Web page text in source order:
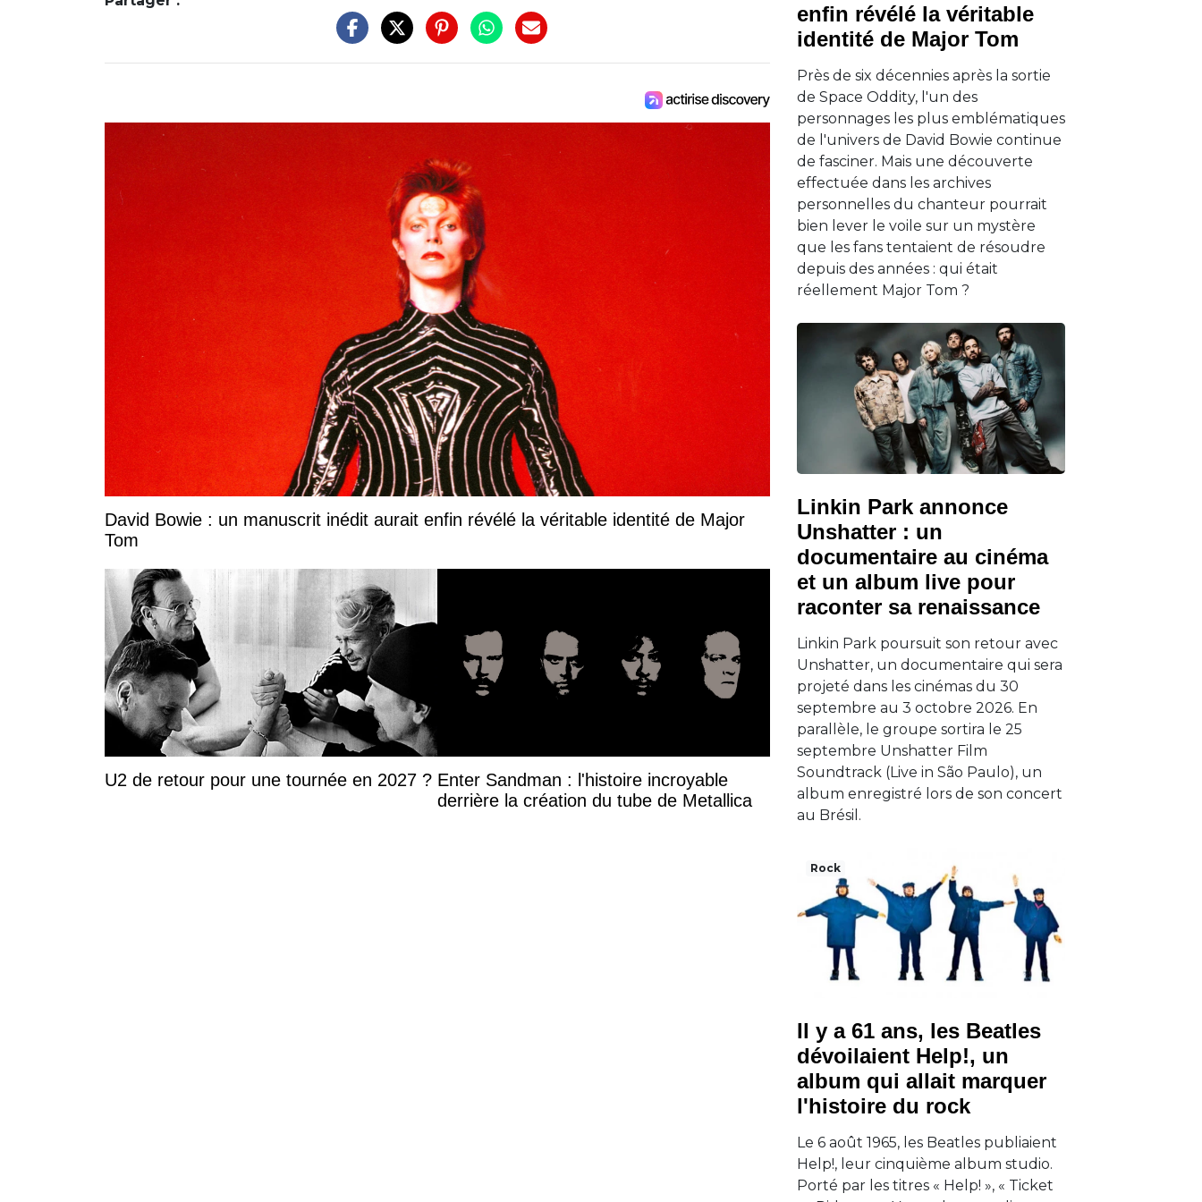
David Bowie : un manuscrit inédit aurait enfin révélé la véritable identité de Major
Tom
U2 de retour pour une tournée en 2027 ? Enter Sandman : l'histoire incroyable
derrière la création du tube de Metallica
enfin révélé la véritable
identité de Major Tom
Près de six décennies après la sortie
de Space Oddity, l'un des
personnages les plus emblématiques
de l'univers de David Bowie continue
de fasciner. Mais une découverte
effectuée dans les archives
personnelles du chanteur pourrait
bien lever le voile sur un mystère
que les fans tentaient de résoudre
depuis des années : qui était
réellement Major Tom ?
Linkin Park annonce
Unshatter : un
documentaire au cinéma
et un album live pour
raconter sa renaissance
Linkin Park poursuit son retour avec
Unshatter, un documentaire qui sera
projeté dans les cinémas du 30
septembre au 3 octobre 2026. En
parallèle, le groupe sortira le 25
septembre Unshatter Film
Soundtrack (Live in São Paulo), un
album enregistré lors de son concert
au Brésil.
Rock
Il y a 61 ans, les Beatles
dévoilaient Help!, un
album qui allait marquer
l'histoire du rock
Le 6 août 1965, les Beatles publiaient
Help!, leur cinquième album studio.
Porté par les titres « Help! », « Ticket